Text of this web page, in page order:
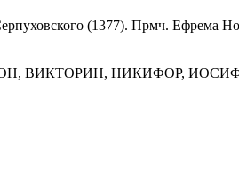
(1377). Прмч. Ефрема
ВИКТОРИН, НИКИФОР,